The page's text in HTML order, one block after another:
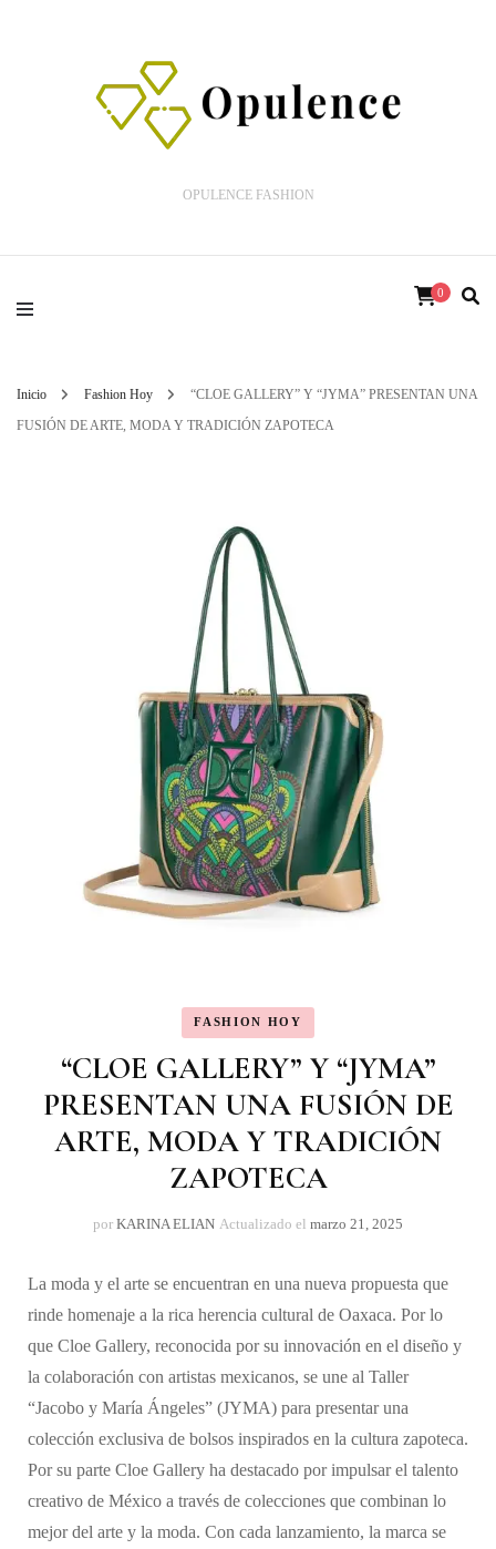
OPULENCE FASHION
0
Inicio Fashion Hoy
“CLOE GALLERY” Y “JYMA” PRESENTAN UNA
FUSIÓN DE ARTE, MODA Y TRADICIÓN ZAPOTECA
FASHION HOY
“CLOE GALLERY” Y “JYMA”
PRESENTAN UNA FUSIÓN DE
ARTE, MODA Y TRADICIÓN
ZAPOTECA
por KARINA ELIAN Actualizado el marzo 21, 2025
La moda y el arte se encuentran en una nueva propuesta que
rinde homenaje a la rica herencia cultural de Oaxaca. Por lo
que Cloe Gallery, reconocida por su innovación en el diseño y
la colaboración con artistas mexicanos, se une al Taller
“Jacobo y María Ángeles” (JYMA) para presentar una
colección exclusiva de bolsos inspirados en la cultura zapoteca.
Por su parte Cloe Gallery ha destacado por impulsar el talento
creativo de México a través de colecciones que combinan lo
mejor del arte y la moda. Con cada lanzamiento, la marca se